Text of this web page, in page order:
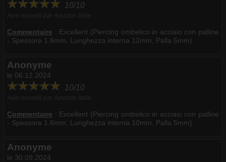
10/10
Commentaire : Excellent (Piercing ombelico in acciaio con palline
- Spessore 1.6mm, Lunghezza interna 12mm, Palla 5mm)
Anonyme
le 06.12.2024
10/10
Commentaire : Excellent (Piercing ombelico in acciaio con palline
- Spessore 1.6mm, Lunghezza interna 10mm, Palla 5mm)
Anonyme
le 30.09.2024